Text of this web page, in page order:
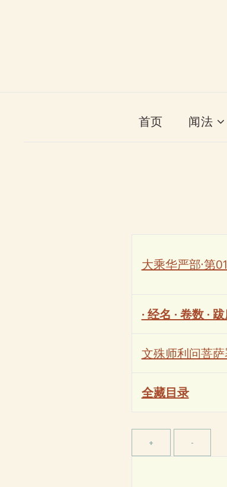
首页 闻法
大乘华严部·第
· 经名 · 卷数 ·
文殊师利问菩
全藏目录